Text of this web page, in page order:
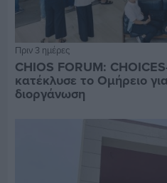
Πριν 3 ημέρες
CHIOS FORUM:
κατέκλυσε το Ομήρειο
διοργάνωση